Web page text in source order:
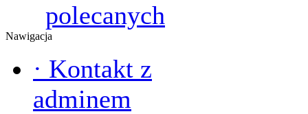
polecanych
Nawigacja
· Kontakt z
adminem